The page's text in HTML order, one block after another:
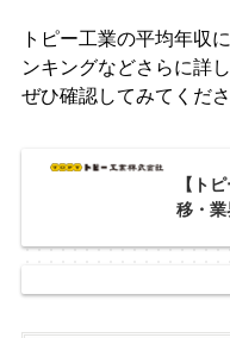
トピー工業の平均年収
ンキングなどさらに詳
ぜひ確認してみてくださ
【ト
移・業